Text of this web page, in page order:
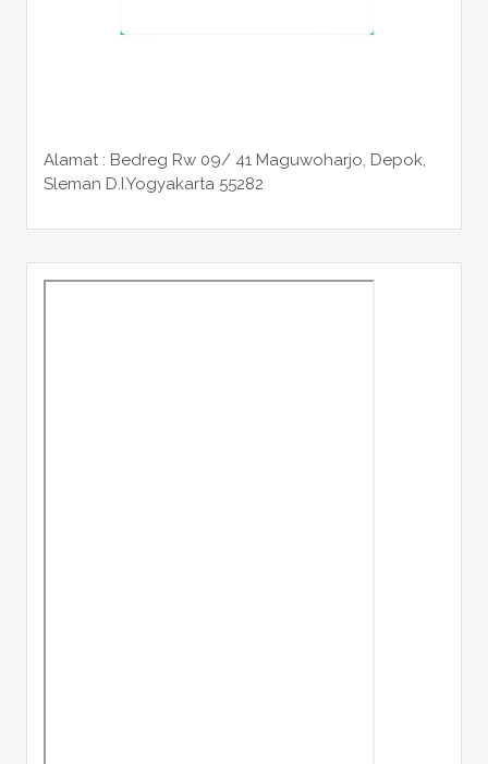
Alamat : Bedreg Rw 09/ 41 Maguwoharjo, Depok,
Sleman D.I.Yogyakarta 55282